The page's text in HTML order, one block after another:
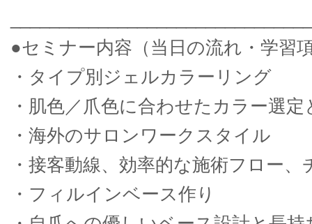
●セミナー内容（当日の流れ・学習
・タイプ別ジェルカラーリング
・肌色／爪色に合わせたカラー選
・海外のサロンワークスタイル
・接客動線、効率的な施術フロー
・フィルインベース作り